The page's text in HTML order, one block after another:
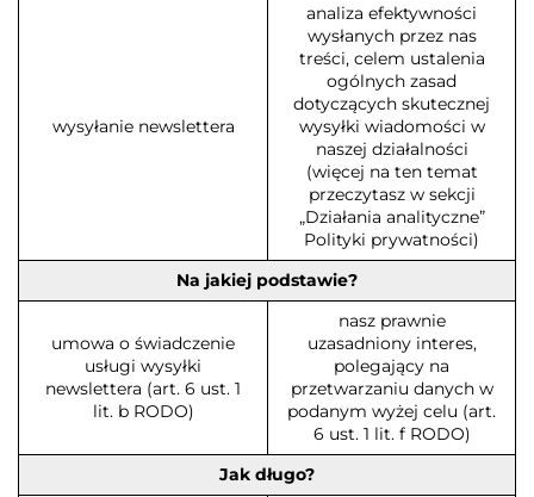
wysyłanie newslettera
analiza efektywności
wysłanych przez nas
treści, celem ustalenia
ogólnych zasad
dotyczących skutecznej
wysyłki wiadomości w
naszej działalności
(więcej na ten temat
przeczytasz w sekcji
„Działania analityczne”
Polityki prywatności)
Na jakiej podstawie?
umowa o świadczenie
usługi wysyłki
newslettera (art. 6 ust. 1
lit. b RODO)
nasz prawnie
uzasadniony interes,
polegający na
przetwarzaniu danych w
podanym wyżej celu (art.
6 ust. 1 lit. f RODO)
Jak długo?